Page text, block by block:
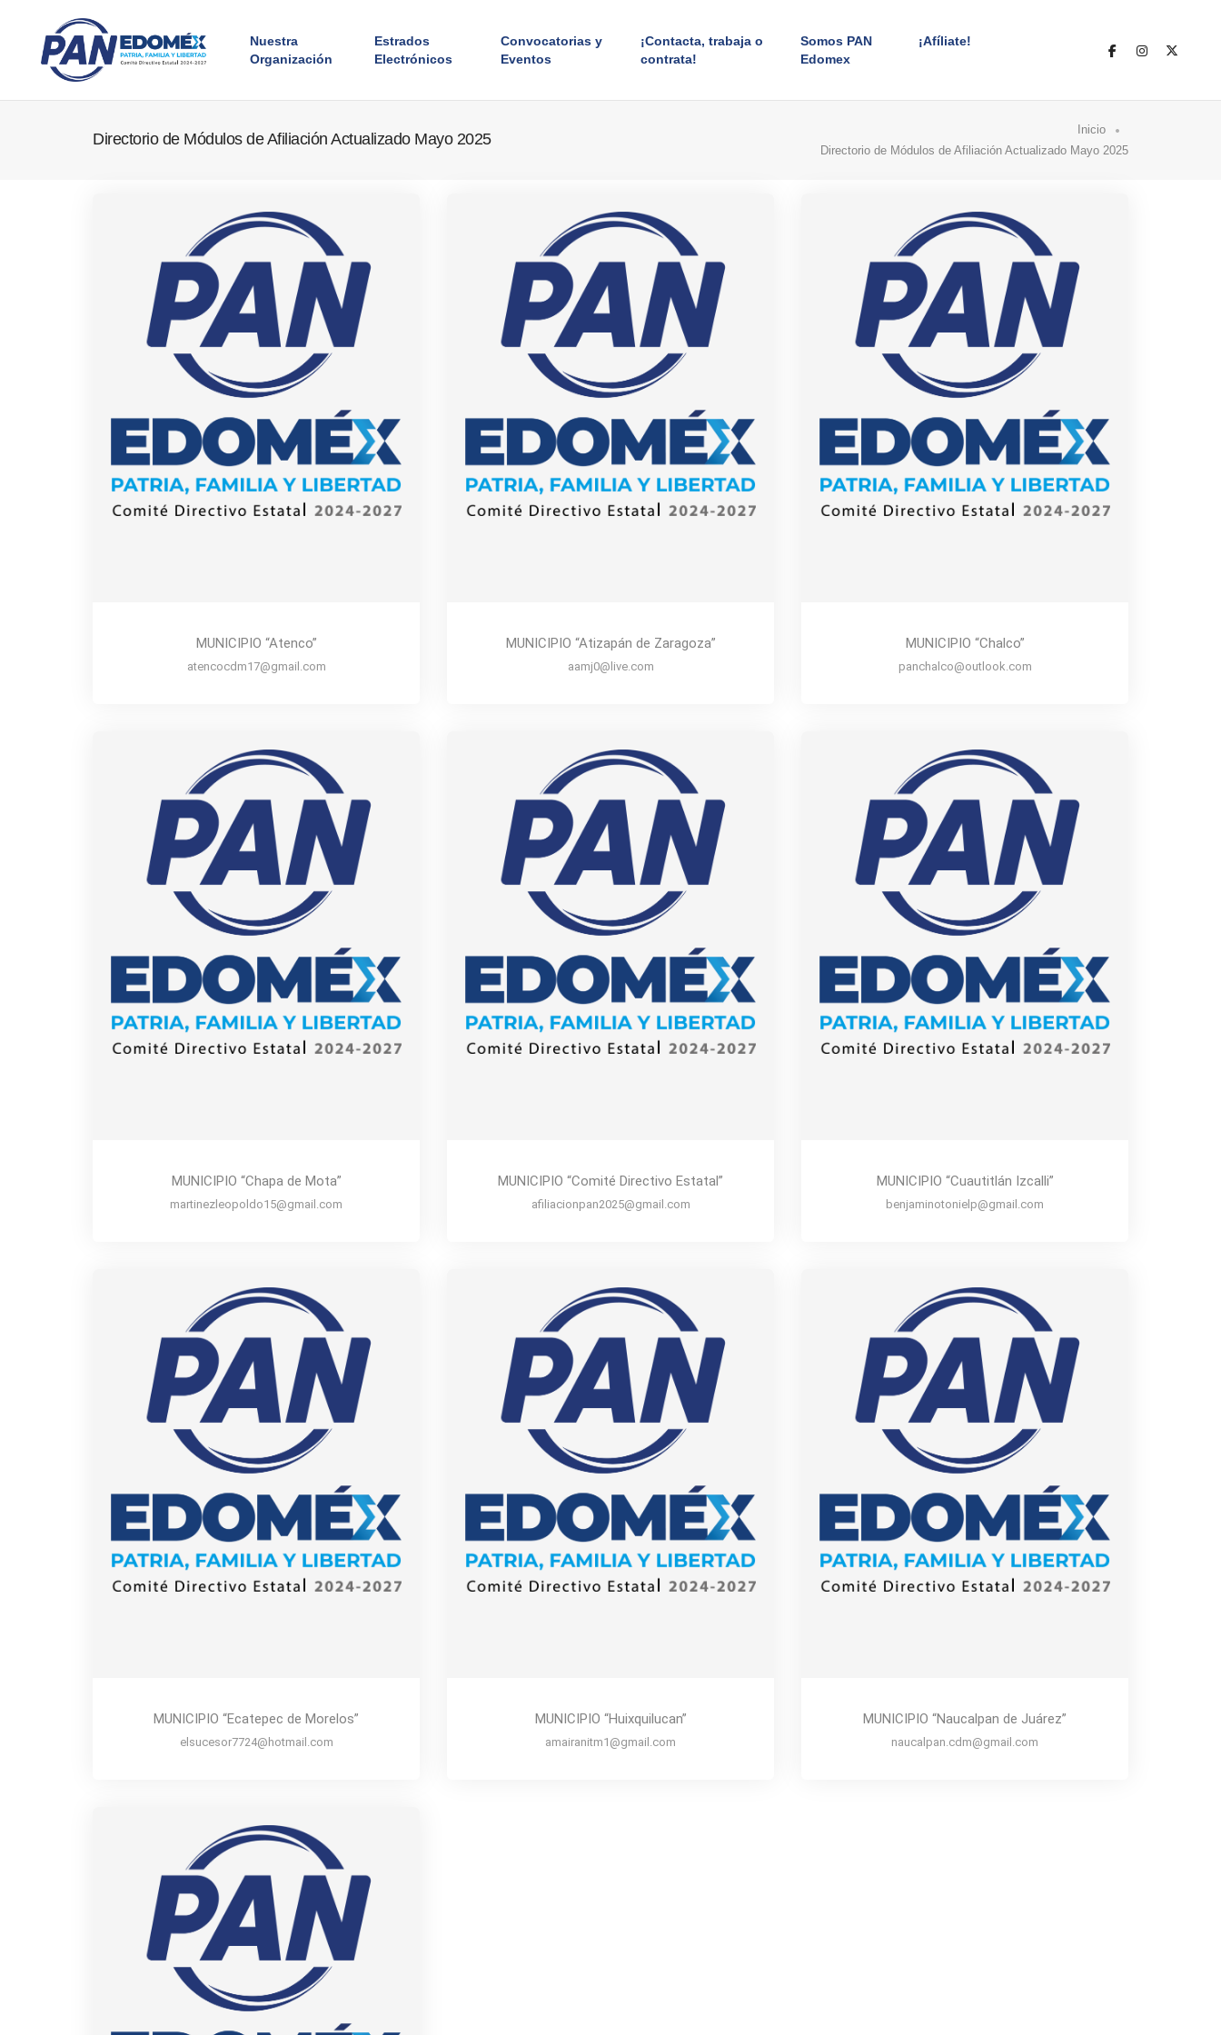
Nuestra
Organización
Estrados
Electrónicos
Convocatorias y
Eventos
¡Contacta, trabaja o
contrata!
Somos PAN
Edomex
¡Afíliate!
Directorio de Módulos de Afiliación Actualizado Mayo 2025
Inicio
Directorio de Módulos de Afiliación Actualizado Mayo 2025
MUNICIPIO “Atenco”
atencocdm17@gmail.com
MUNICIPIO “Atizapán de Zaragoza”
aamj0@live.com
MUNICIPIO “Chalco”
panchalco@outlook.com
MUNICIPIO “Chapa de Mota”
martinezleopoldo15@gmail.com
MUNICIPIO “Comité Directivo Estatal”
afiliacionpan2025@gmail.com
MUNICIPIO “Cuautitlán Izcalli”
benjaminotonielp@gmail.com
MUNICIPIO “Ecatepec de Morelos”
elsucesor7724@hotmail.com
MUNICIPIO “Huixquilucan”
amairanitm1@gmail.com
MUNICIPIO “Naucalpan de Juárez”
naucalpan.cdm@gmail.com